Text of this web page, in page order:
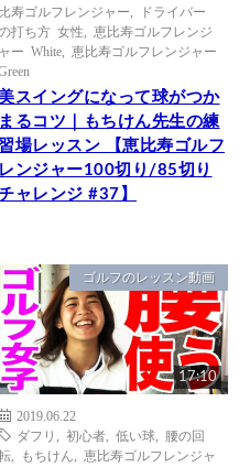
比寿ゴルフレンジャー
ドライバー
打ち方 女性
恵比寿ゴルフレンジ
ャー White
恵比寿ゴルフレンジャー
スイングになって球がつか
まるコツ｜もちけん先生の練
場レッスン 【恵比寿ゴルフ
レンジャー100切り/85切り
ャレンジ #37】
ゴルフのレッスン動画
17:10
2019.06.22
ダフリ
初心者 低い球
腰の回
もちけん 恵比寿ゴルフレンジャ